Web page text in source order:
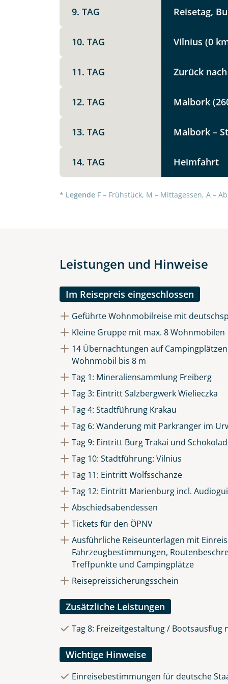
Link
9. TAG Reisetag,
10. TAG Vilnius (0
11. TAG Zurück
12. TAG Malbork
13. TAG Malbork –
14. TAG Heimfahrt
* Legende F – Frühstück, M – Mittagessen, A –
Leistungen und Hinweise
Im Reisepreis eingeschlossen
Geführte Wohnmobilreise mit
Kleine Gruppe mit max. 8 Wohnmobilen
14 Übernachtungen auf
Wohnmobil bis 8 m
Tag 1: Mineraliensammlung Freiberg
Tag 3: Eintritt Salzbergwerk Wielieczka
Tag 4: Stadtführung Krakau
Tag 6: Wanderung mit Parkranger im
Tag 9: Eintritt Burg Trakai und
Tag 10: Stadtführung: Vilnius
Tag 11: Eintritt Wolfsschanze
Tag 12: Eintritt Marienburg incl.
Abschiedsabendessen
Tickets für den ÖPNV
Ausführliche Reiseunterlagen mit
Fahrzeugbestimmungen,
Treffpunkte und Campingplätze
Reisepreissicherungsschein
Zusätzliche Leistungen
Tag 8: Freizeitgestaltung / Bootsausflug
Wichtige Hinweise
Einreisebestimmungen für deutsche
Option 1